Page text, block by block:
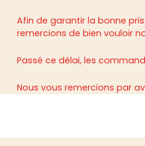
Afin de garantir la bonne
remercions de bien vouloir
Passé ce délai, les
Nous vous remercions par